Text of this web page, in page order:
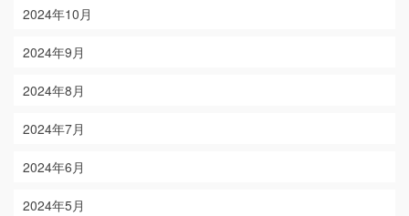
2024年10月
2024年9月
2024年8月
2024年7月
2024年6月
2024年5月